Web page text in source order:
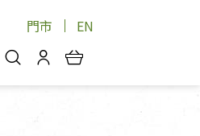
門市 EN